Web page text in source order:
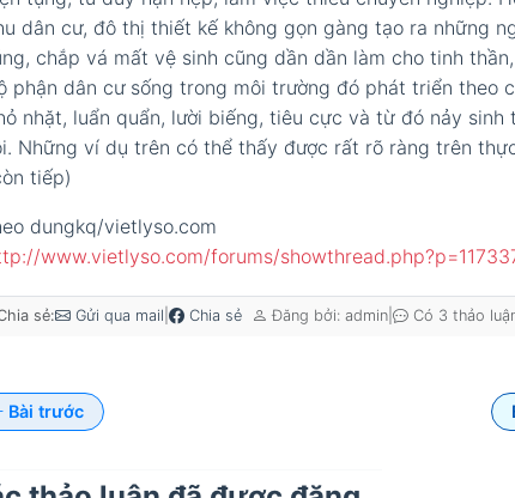
dân cư, đô thị thiết kế không gọn gàng tạo ra những
chắp vá mất vệ sinh cũng dần dần làm cho tinh
phận dân cư sống trong môi trường đó phát triển theo
nhặt, luẩn quẩn, lười biếng, tiêu cực và từ đó nảy sinh
Những ví dụ trên có thể thấy được rất rõ ràng trên
tiếp)
dungkq/vietlyso.com
www.vietlyso.com/forums/
sẻ: Gửi qua mail Chia sẻ Đăng bởi: admin| Có 3 thảo
Bài trước